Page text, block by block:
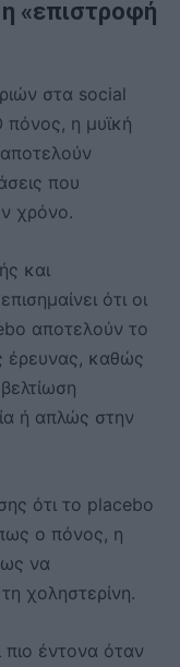
«επιστροφή
στα social
πόνος, η μυϊκή
που
χρόνο.
και
ότι οι
αποτελούν το
έρευνας, καθώς
ή απλώς στην
ότι το placebo
ο πόνος, η
να
χοληστερίνη.
έντονα όταν